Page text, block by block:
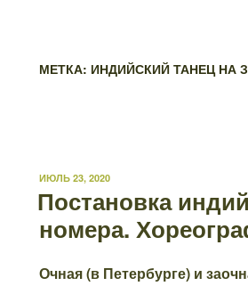
МЕТКА: ИНДИЙСКИЙ ТАНЕЦ НА
ОПУБЛИКОВАНО
ИЮЛЬ 23, 2020
Постановка
номера.
Очная (в Петербурге) и